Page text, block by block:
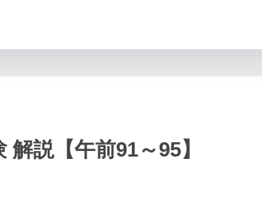
説【午前91～95】